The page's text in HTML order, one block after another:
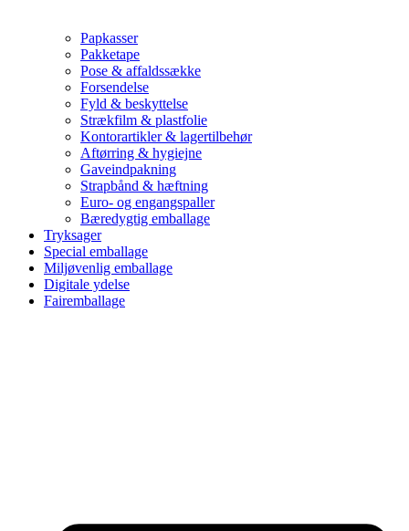
Papkasser
Pakketape
Pose & affaldssække
Forsendelse
Fyld & beskyttelse
Strækfilm & plastfolie
Kontorartikler & lagertilbehør
Aftørring & hygiejne
Gaveindpakning
Strapbånd & hæftning
Euro- og engangspaller
Bæredygtig emballage
Tryksager
Special emballage
Miljøvenlig emballage
Digitale ydelse
Fairemballage